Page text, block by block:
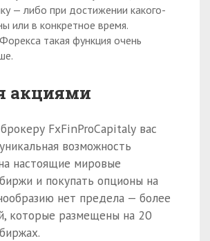
— либо при достижении какого-
или в конкретное время.
такая функция очень
акциями
FxFinProCapitalу вас
возможность
настоящие мировые
и покупать опционы на
нет предела — более
которые размещены на 20